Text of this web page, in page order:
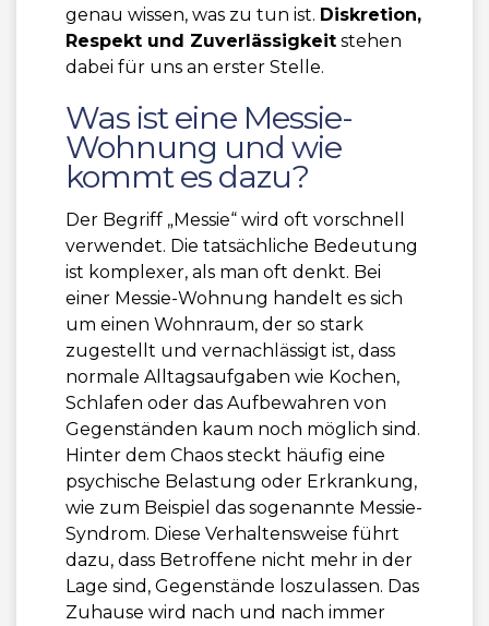
genau wissen, was zu tun ist. Diskretion,
Respekt und Zuverlässigkeit stehen
dabei für uns an erster Stelle.
Was ist eine Messie-
Wohnung und wie
kommt es dazu?
Der Begriff „Messie“ wird oft vorschnell
verwendet. Die tatsächliche Bedeutung
ist komplexer, als man oft denkt. Bei
einer Messie-Wohnung handelt es sich
um einen Wohnraum, der so stark
zugestellt und vernachlässigt ist, dass
normale Alltagsaufgaben wie Kochen,
Schlafen oder das Aufbewahren von
Gegenständen kaum noch möglich sind.
Hinter dem Chaos steckt häufig eine
psychische Belastung oder Erkrankung,
wie zum Beispiel das sogenannte Messie-
Syndrom. Diese Verhaltensweise führt
dazu, dass Betroffene nicht mehr in der
Lage sind, Gegenstände loszulassen. Das
Zuhause wird nach und nach immer